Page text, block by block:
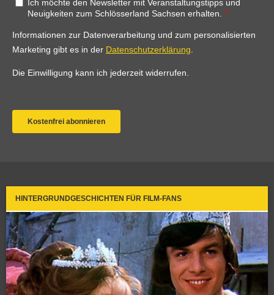
HINTERGRUNDGESCHICHTEN FÜR FILM-FANS